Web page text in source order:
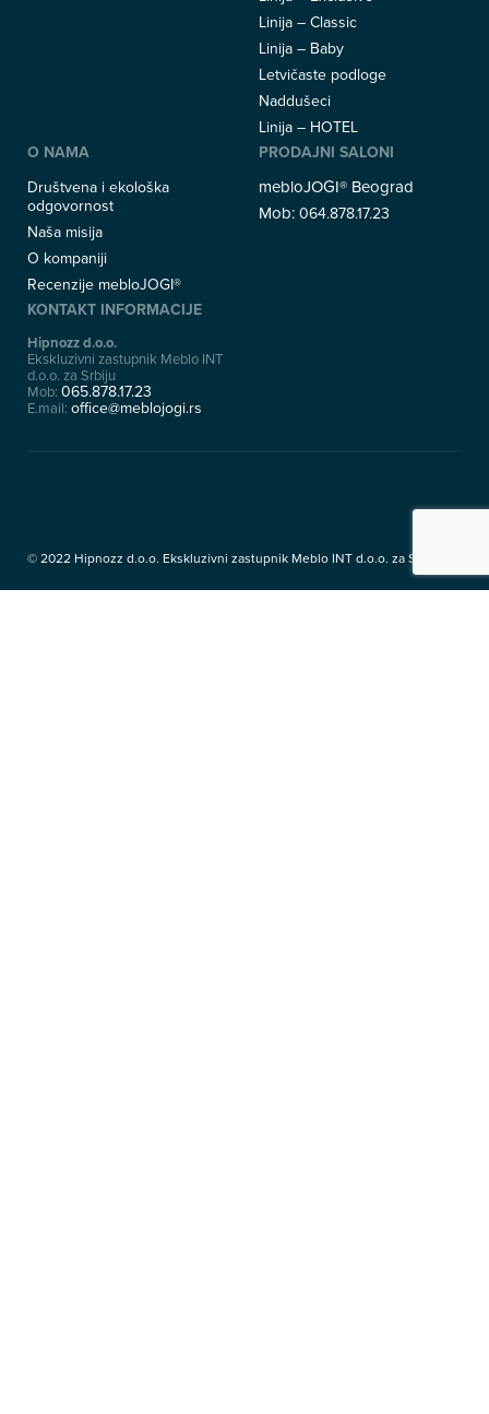
Linija – Classic
Linija – Baby
Letvičaste podloge
Naddušeci
Linija – HOTEL
O NAMA
Društvena i ekološka
odgovornost
Naša misija
O kompaniji
Recenzije mebloJOGI®
PRODAJNI SALONI
mebloJOGI® Beograd
Mob: 064.878.17.23
KONTAKT INFORMACIJE
Hipnozz d.o.o.
Ekskluzivni zastupnik Meblo INT
d.o.o. za Srbiju
Mob: 065.878.17.23
E.mail: office@meblojogi.rs
© 2022 Hipnozz d.o.o. Ekskluzivni zastupnik Meblo INT d.o.o. za Srbiju